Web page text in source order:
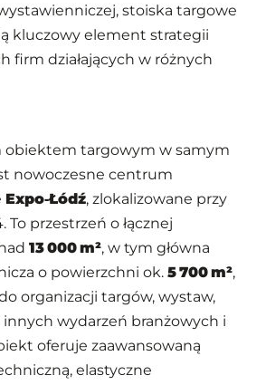
stoiska targowe
kluczowy element strategii
firm działających w różnych
obiektem targowym w samym
nowoczesne centrum
Expo‑Łódź, zlokalizowane przy
To przestrzeń o łącznej
13 000 m², w tym główna
o powierzchni ok. 5 700 m²,
organizacji targów, wystaw,
innych wydarzeń branżowych i
oferuje zaawansowaną
elastyczne